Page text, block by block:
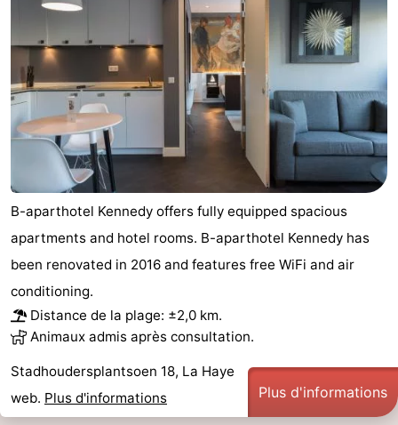
B-aparthotel Kennedy offers fully equipped spacious
apartments and hotel rooms. B-aparthotel Kennedy has
been renovated in 2016 and features free WiFi and air
conditioning.
Distance de la plage: ±2,0 km.
Animaux admis après consultation.
Stadhoudersplantsoen 18, La Haye
web. Plus d'informations Plus d'informations